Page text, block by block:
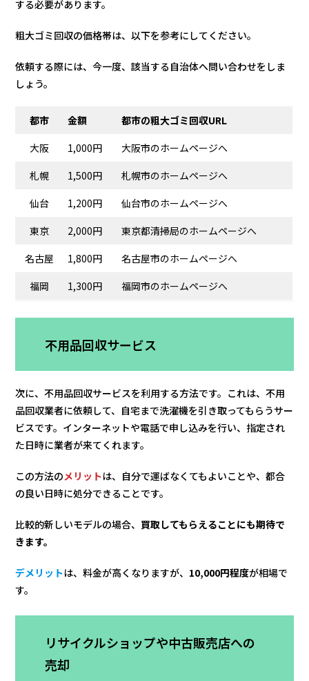
する必要があります。
粗大ゴミ回収の価格帯は、以下を参考にしてください。
依頼する際には、今一度、該当する自治体へ問い合わせをしま
しょう。
都市 金額 都市の粗大ゴミ回収URL
大阪
1,000円
大阪市のホームページへ
札幌
1,500円
札幌市のホームページへ
仙台
1,200円
仙台市のホームページへ
東京
2,000円
東京都清掃局のホームページへ
名古屋
1,800円
名古屋市のホームページへ
福岡
1,300円 福岡市のホームページへ
不用品回収サービス
次に、不用品回収サービスを利用する方法です。これは、不用
品回収業者に依頼して、自宅まで洗濯機を引き取ってもらうサー
ビスです。インターネットや電話で申し込みを行い、指定され
た日時に業者が来てくれます。
この方法のメリットは、自分で運ばなくてもよいことや、都合
の良い日時に処分できることです。
比較的新しいモデルの場合、 買取してもらえることにも期待で
きます。
デメリットは、料金が高くなりますが、 10,000円程度が相場で
す。
リサイクルショップや中古販売店への
売却